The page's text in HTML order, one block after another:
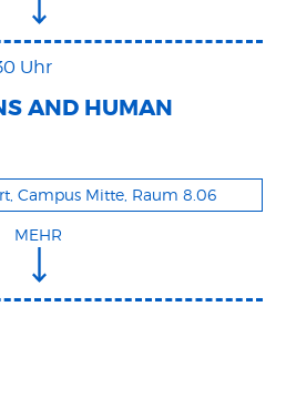
Uhr
AND HUMAN
Campus Mitte, Raum 8.06
MEHR